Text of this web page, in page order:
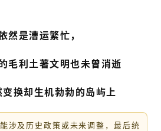
然是漕运繁忙，
毛利土著文明也未曾消逝
换却生机勃勃的岛屿上
涉及历史政策或未来调整，最后统